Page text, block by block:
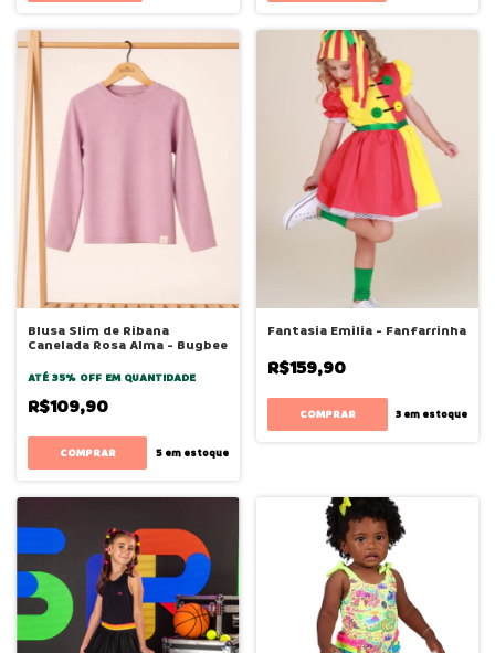
Blusa Slim de Ribana
Canelada Rosa Alma - Bugbee
ATÉ 35% OFF EM QUANTIDADE
R$109,90
COMPRAR 5em estoque
Fantasia Emilia - Fanfarrinha
R$159,90
COMPRAR 3 em estoque